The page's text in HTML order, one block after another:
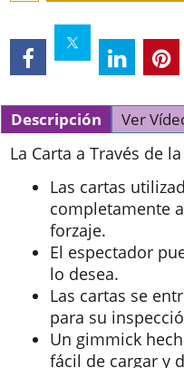
Descripción Ver
La Carta a Través de
Las cartas
completamente
forzaje.
El espectador
lo desea.
Las cartas se
para su
Un gimmick
fácil de cargar y